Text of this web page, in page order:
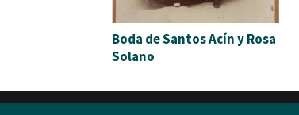
Boda de Santos Acín y Rosa
Solano